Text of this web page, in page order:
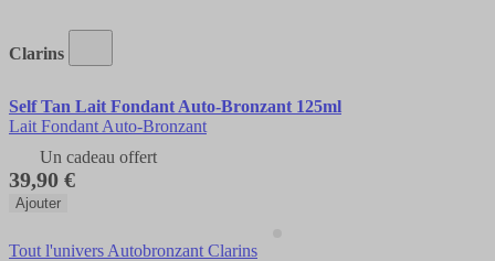
Clarins
Self Tan Lait Fondant Auto-Bronzant 125ml
Lait Fondant Auto-Bronzant
Un cadeau offert
39,90 €
Ajouter
Tout l'univers Autobronzant Clarins